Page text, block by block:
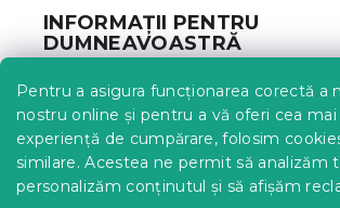
Pentru a asigura funcționarea corectă a
nostru online și pentru a vă oferi cea mai
experiență de cumpărare, folosim
similare. Acestea ne permit să analizăm
personalizăm conținutul și să afișăm
o
INFORMAȚII PENTRU
DUMNEAVOASTRĂ
Urmărirea comenzii
Opțiuni de livrare
Metode de plată
Reclamații și retururi
Contact